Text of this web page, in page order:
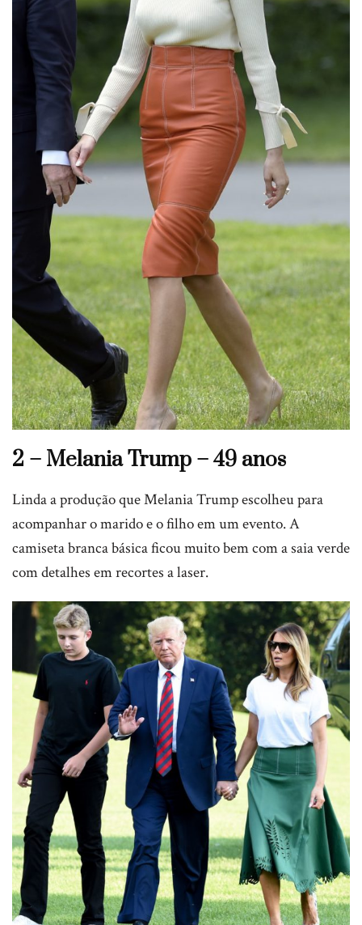
2 – Melania Trump – 49 anos
Linda a produção que Melania Trump escolheu para
acompanhar o marido e o filho em um evento. A
camiseta branca básica ficou muito bem com a saia verde
com detalhes em recortes a laser.